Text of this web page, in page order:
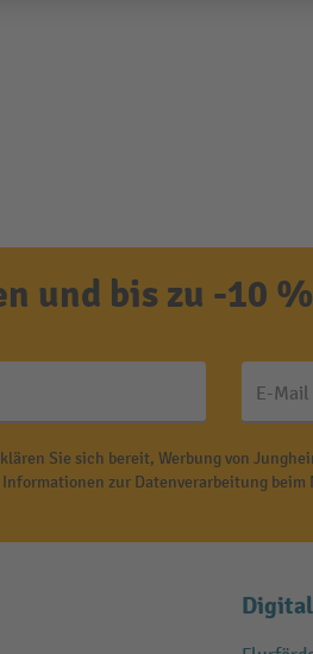
und bis zu -10
E-Mail
Sie sich bereit, Werbung von
Informationen zur Datenverarbeitung